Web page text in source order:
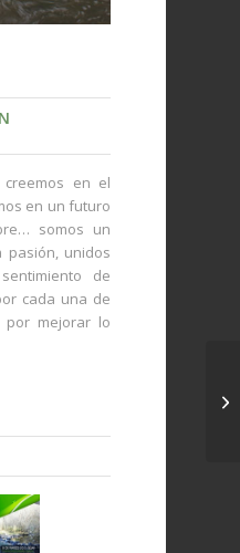
creemos en el
en un futuro
somos un
pasión, unidos
de
cada una de
por mejorar lo